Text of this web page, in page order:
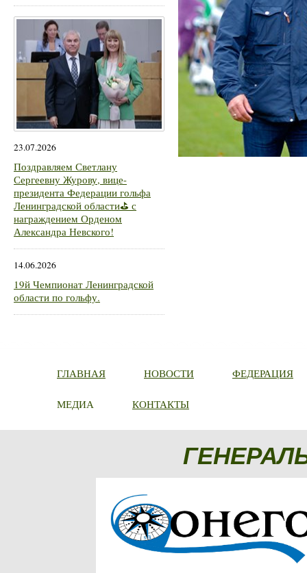
23.07.2026
Поздравляем Светлану
Сергеевну Журову, вице-
президента Федерации гольфа
Ленинградской области⛳ с
награждением Орденом
Александра Невского!
14.06.2026
19й Чемпионат Ленинградской
области по гольфу.
ГЛАВНАЯ НОВОСТИ ФЕДЕРАЦИЯ
МЕДИА КОНТАКТЫ